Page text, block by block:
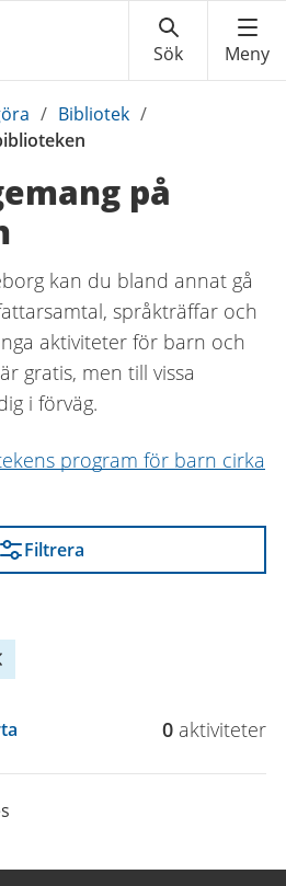
/ Bibliotek /
på
kan du bland annat gå
språkträffar och
aktiviteter för barn och
gratis, men till vissa
i förväg.
program för barn cirka
Filtrera
0 aktiviteter